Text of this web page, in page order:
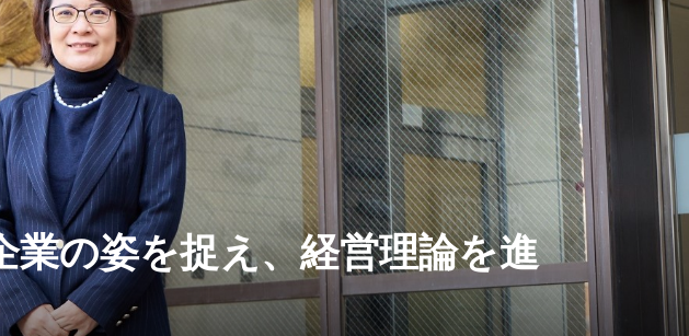
の姿を捉え、経営理論を進